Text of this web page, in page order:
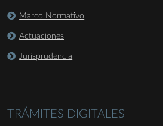
Marco Normativo
Actuaciones
Jurisprudencia
TRÁMITES DIGITALES